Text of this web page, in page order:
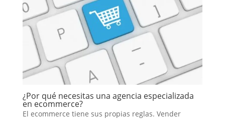
¿Por qué necesitas una agencia especializada
en ecommerce?
El ecommerce tiene sus propias reglas. Vender